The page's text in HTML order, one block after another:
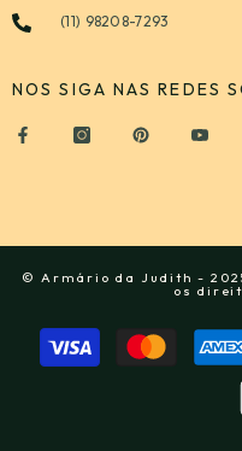
(11) 98208-7293
NOS SIGA NAS REDES
© Armário da Judith -
os